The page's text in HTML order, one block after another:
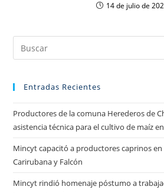
14 de julio de
Entradas Recientes
Productores de la comuna Herederos de
asistencia técnica para el cultivo de maíz
Mincyt capacitó a productores caprinos
Carirubana y Falcón
Mincyt rindió homenaje póstumo a